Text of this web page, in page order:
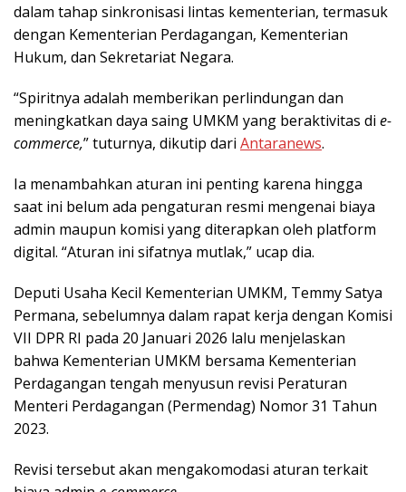
dalam tahap sinkronisasi lintas kementerian, termasuk
dengan Kementerian Perdagangan, Kementerian
Hukum, dan Sekretariat Negara.
“Spiritnya adalah memberikan perlindungan dan
meningkatkan daya saing UMKM yang beraktivitas di e-
commerce,” tuturnya, dikutip dari Antaranews.
Ia menambahkan aturan ini penting karena hingga
saat ini belum ada pengaturan resmi mengenai biaya
admin maupun komisi yang diterapkan oleh platform
digital. “Aturan ini sifatnya mutlak,” ucap dia.
Deputi Usaha Kecil Kementerian UMKM, Temmy Satya
Permana, sebelumnya dalam rapat kerja dengan Komisi
VII DPR RI pada 20 Januari 2026 lalu menjelaskan
bahwa Kementerian UMKM bersama Kementerian
Perdagangan tengah menyusun revisi Peraturan
Menteri Perdagangan (Permendag) Nomor 31 Tahun
2023.
Revisi tersebut akan mengakomodasi aturan terkait